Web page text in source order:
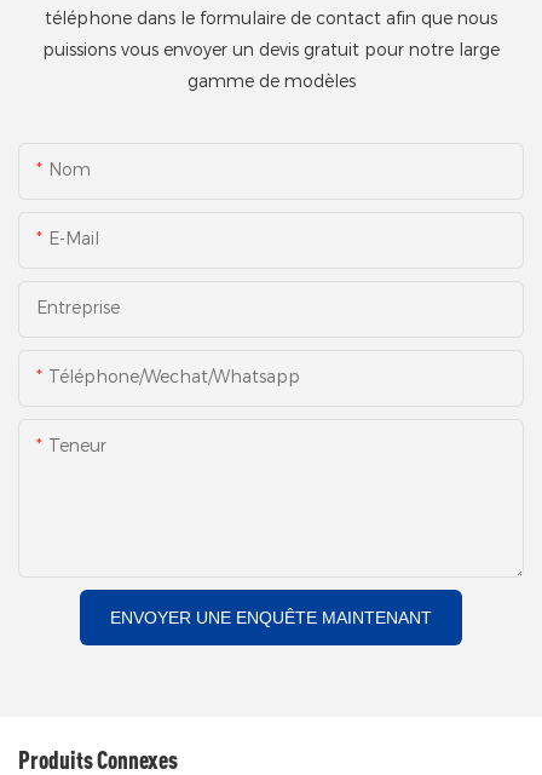
téléphone dans le formulaire de contact afin que nous
puissions vous envoyer un devis gratuit pour notre large
gamme de modèles
Nom
E-Mail
Entreprise
Téléphone/Wechat/Whatsapp
Teneur
ENVOYER UNE ENQUÊTE MAINTENANT
Produits Connexes